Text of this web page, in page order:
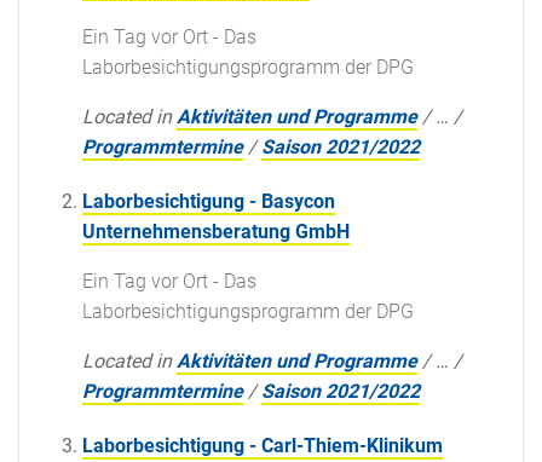
Ein Tag vor Ort - Das
Laborbesichtigungsprogramm der DPG
Located in Aktivitäten und Programme /… /
Programmtermine /Saison 2021/2022
Laborbesichtigung - Basycon
Unternehmensberatung GmbH
Ein Tag vor Ort - Das
Laborbesichtigungsprogramm der DPG
Located in Aktivitäten und Programme /… /
Programmtermine /Saison 2021/2022
Laborbesichtigung - Carl-Thiem-Klinikum